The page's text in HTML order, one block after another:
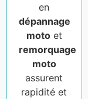
en
dépannage
motoet
remorquage
moto
assurent
rapidité et